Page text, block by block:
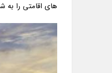
های اقامتی را به